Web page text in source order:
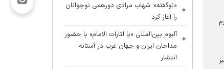
«نوگفته»؛ شهاب مرادی دورهمی نوجوانان
را آغاز کرد
آلبوم بین‌المللی «یا لثارات الامام» با حضور
مداحان ایران و جهان عرب در آستانه
انتشار